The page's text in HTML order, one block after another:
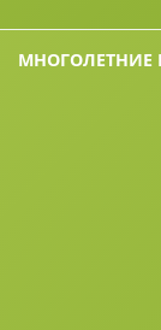
МНОГОЛЕТНИЕ